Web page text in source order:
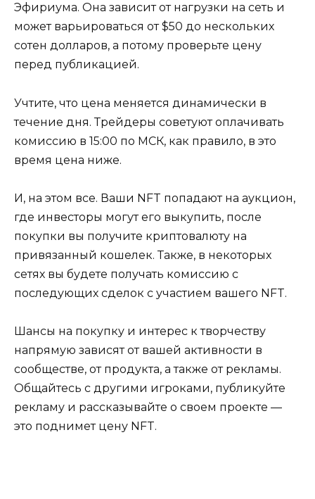
Эфириума. Она зависит от нагрузки на сеть и
может варьироваться от $50 до нескольких
сотен долларов, а потому проверьте цену
перед публикацией.
Учтите, что цена меняется динамически в
течение дня. Трейдеры советуют оплачивать
комиссию в 15:00 по МСК, как правило, в это
время цена ниже.
И, на этом все. Ваши NFT попадают на аукцион,
где инвесторы могут его выкупить, после
покупки вы получите криптовалюту на
привязанный кошелек. Также, в некоторых
сетях вы будете получать комиссию с
последующих сделок с участием вашего NFT.
Шансы на покупку и интерес к творчеству
напрямую зависят от вашей активности в
сообществе, от продукта, а также от рекламы.
Общайтесь с другими игроками, публикуйте
рекламу и рассказывайте о своем проекте —
это поднимет цену NFT.